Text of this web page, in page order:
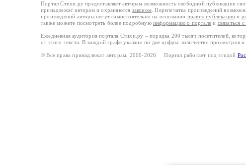
Портал Стихи.ру предоставляет авторам возможность свободной публикации
принадлежат авторам и охраняются законом . Перепечатка произведений
произведений авторы несут самостоятельно на основании правил публикации и
также можете посмотреть более подробную информацию о портале и связаться
Ежедневная аудитория портала Стихи.ру – порядка 200 тысяч посетителей,
от этого текста. В каждой графе указано по две цифры: количество просмотров и
© Все права принадлежат авторам, 2000-2026 Портал работает под эгидой